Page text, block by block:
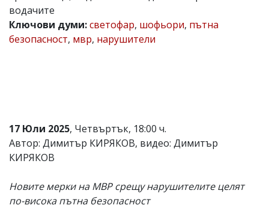
Коментарите
под
статиите
се
отговорност
за
тях!
Ако
обиден
за
вас
водачите
Ключови думи:светофар, шофьори, пътна
безопасност, мвр, нарушители
17 Юли 2025, Четвъртък, 18:00 ч.
Автор: Димитър КИРЯКОВ, видео: Димитър
КИРЯКОВ
Новите мерки на МВР срещу нарушителите целят
по-висока пътна безопасност